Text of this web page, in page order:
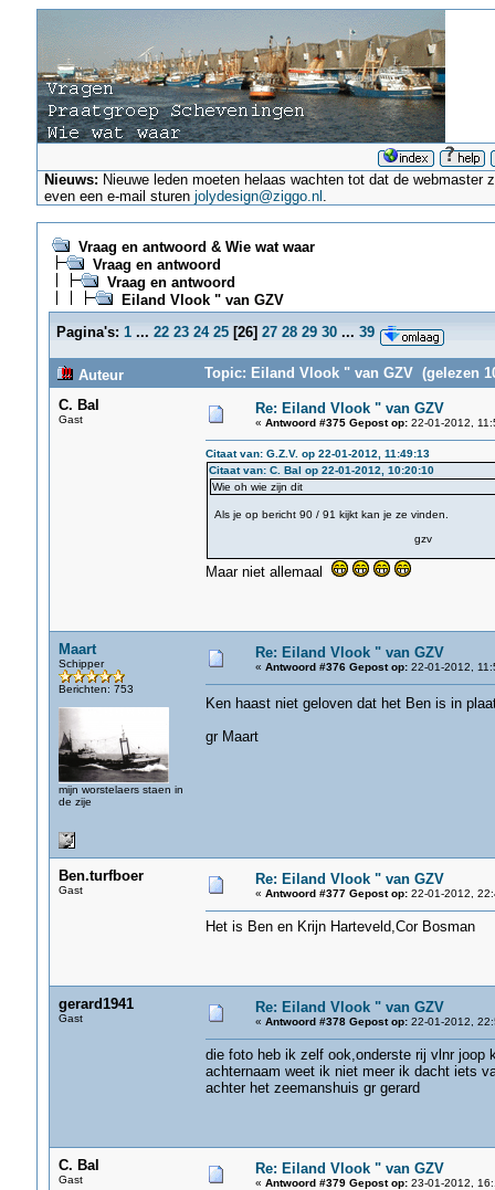
Nieuws: Nieuwe leden moeten helaas wachten tot dat de
even een e-mail sturenjolydesign@ziggo.nl .
Vraag en antwoord & Wie wat waar
Vraag en antwoord
Vraag en antwoord
Eiland Vlook " van GZV
Pagina's: 1 ... 22 23 24 25[26] 27 28 29 30 ... 39
Auteur
Topic: Eiland Vlook " van GZV (gelezen
C. Bal
Gast
Re: Eiland Vlook " van GZV
« Antwoord #375 Gepost op:22-01-2012,
Citaat van: G.Z.V. op 22-01-2012, 11:49:13
Citaat van: C. Bal op 22-01-2012, 10:20:10
Wie oh wie zijn dit
Als je op bericht 90 / 91 kijkt kan je ze vinden.
gzv
Maar niet allemaal
Maart
Schipper
Berichten: 753
mijn worstelaers staen in
de zije
Re: Eiland Vlook " van GZV
« Antwoord #376 Gepost op:22-01-2012,
Ken haast niet geloven dat het Ben is in
gr Maart
Ben.turfboer
Gast
Re: Eiland Vlook " van GZV
« Antwoord #377 Gepost op:22-01-2012,
Het is Ben en Krijn Harteveld,Cor Bosman
gerard1941
Gast
Re: Eiland Vlook " van GZV
« Antwoord #378 Gepost op:22-01-2012,
die foto heb ik zelf ook,onderste rij vlnr joop
achternaam weet ik niet meer ik dacht iets
achter het zeemanshuis gr gerard
C. Bal
Gast
Re: Eiland Vlook " van GZV
« Antwoord #379 Gepost op:23-01-2012,